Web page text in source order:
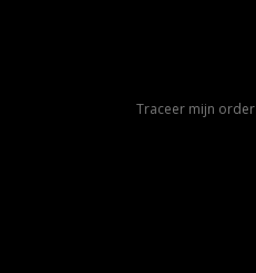
Traceer mijn order